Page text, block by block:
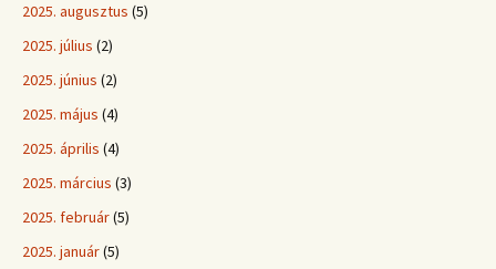
2025. augusztus (5)
2025. július (2)
2025. június (2)
2025. május (4)
2025. április (4)
2025. március (3)
2025. február(5)
2025. január(5)